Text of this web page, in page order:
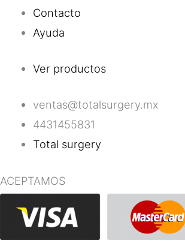
Contacto
Ayuda
Ver productos
ventas@totalsurgery.mx
4431455831
Total surgery
ACEPTAMOS